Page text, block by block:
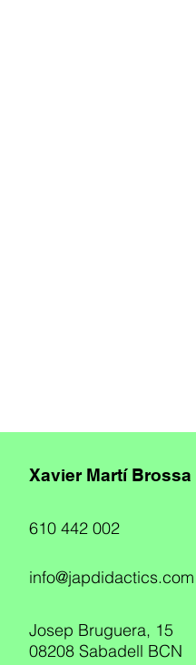
Xavier Martí Brossa
610 442 002
info@japdidactics.com
Josep Bruguera, 15
08208 Sabadell BCN